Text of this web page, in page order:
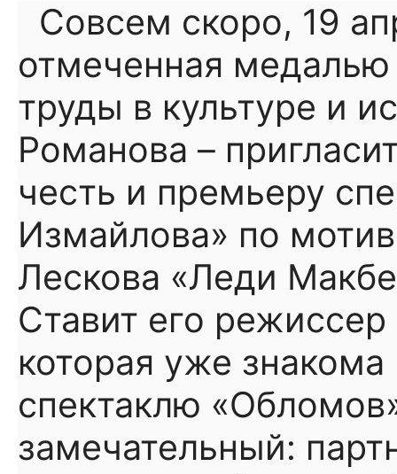
Совсем скоро, 19
отмеченная
труды в культуре и
Романова –
честь и премьеру
Измайлова» по
Лескова «Леди
Ставит его
которая уже
спектаклю
замечательный: